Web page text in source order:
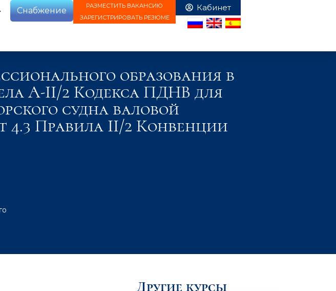
Снабжение
РАЗМЕСТИТЬ ВАКАНСИЮ
ЗАРЕГИСТРИРОВАТЬ РЕЗЮМЕ
образования в
А-II/2 Кодекса ПДНВ для
судна валовой
4.3 Правила II/2 Конвенции
Другие курсы